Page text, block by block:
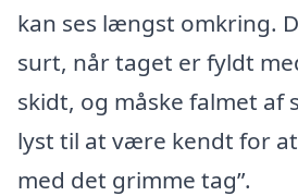
kan ses længst omkring.
surt, når taget er fyldt
skidt, og måske falmet af
lyst til at være kendt for
med det grimme tag”.